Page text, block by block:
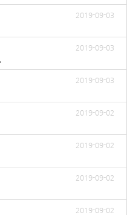
2019-09-03
2019-09-03
2019-09-03
2019-09-02
2019-09-02
2019-09-02
2019-09-02